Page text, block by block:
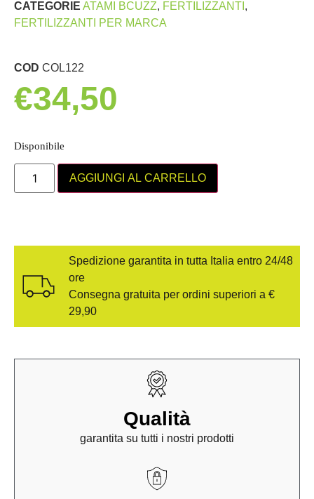
CATEGORIE ATAMI BCUZZ, FERTILIZZANTI ,
FERTILIZZANTI PER MARCA
COD COL122
€34,50
Disponibile
AGGIUNGI AL CARRELLO
Spedizione garantita in tutta Italia entro 24/48
ore
Consegna gratuita per ordini superiori a €
29,90
Qualità
garantita su tutti i nostri prodotti